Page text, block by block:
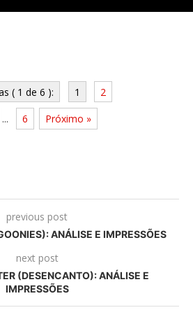
( 1 de 6 ): 1 2
... 6 Próximo »
previous post
ANÁLISE E IMPRESSÕES
next post
(DESENCANTO): ANÁLISE E
IMPRESSÕES